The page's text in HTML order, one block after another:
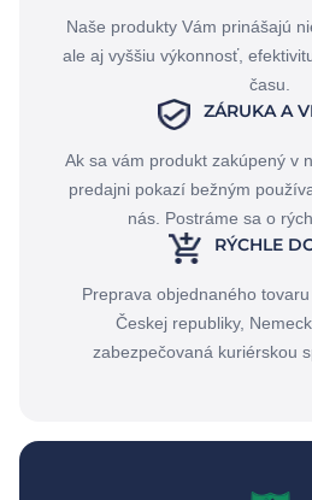
Naše produkty Vám prinášajú
ale aj vyššiu výkonnosť,
času.
ZÁRUKA A
Ak sa vám produkt zakúpený v
predajni pokazí bežným
nás. Postráme sa o
RÝCHLE
Preprava objednaného tovaru
Českej republiky,
zabezpečovaná kuriérskou